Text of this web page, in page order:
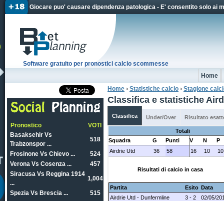
Giocare puo' causare dipendenza patologica - E' consentito solo ai
Software gratuito per pronostici calcio scommesse
Home
Tu sei qui
Home › Statistiche calcio › Stagione
Classifica e statistiche
Classifica Under/Over Risultato
Totali
Squadra
G Punti V N
P
Airdrie Utd
36 58 16 10 10
Risultati di calcio in casa
Partita Esito Data
Airdrie Utd - Dunfermline
3 - 2
02/05/
Pronostico
VOTI
Basaksehir Vs
Trabzonspor ...
518
Frosinone Vs Chievo ...
524
Verona Vs Cosenza ...
457
Siracusa Vs Reggina 1914
...
1,004
Spezia Vs Brescia ...
515